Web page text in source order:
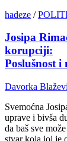
hadeze /
Josipa
korupciji:
Poslušnost i
Davorka
Svemoćna
uprave i bivša
da baš sve
stvar koja joj je